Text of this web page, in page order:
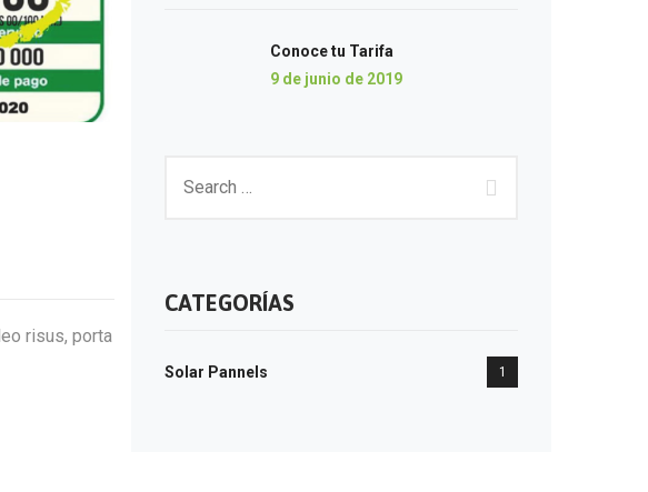
risus, porta
Conoce tu Tarifa
9 de junio de 2019
CATEGORÍAS
Solar Pannels 1